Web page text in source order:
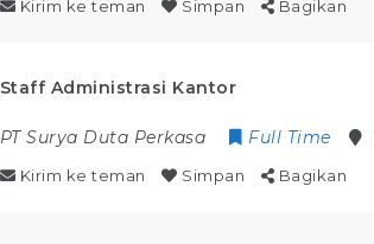
Kirim ke teman Simpan Bagikan
Staff Administrasi Kantor
PT Surya Duta Perkasa Full Time
Kirim ke teman Simpan Bagikan